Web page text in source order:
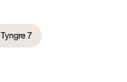
Tyngre 7